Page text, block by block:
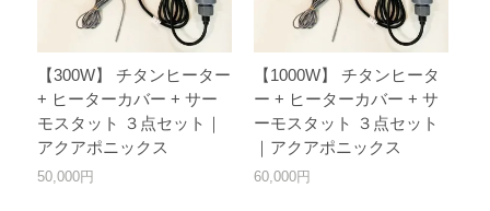
【300W】 チタンヒーター
+ ヒーターカバー + サー
モスタット ３点セット｜
アクアポニックス
50,000円
【1000W】 チタンヒータ
ー + ヒーターカバー + サ
ーモスタット ３点セット
｜アクアポニックス
60,000円